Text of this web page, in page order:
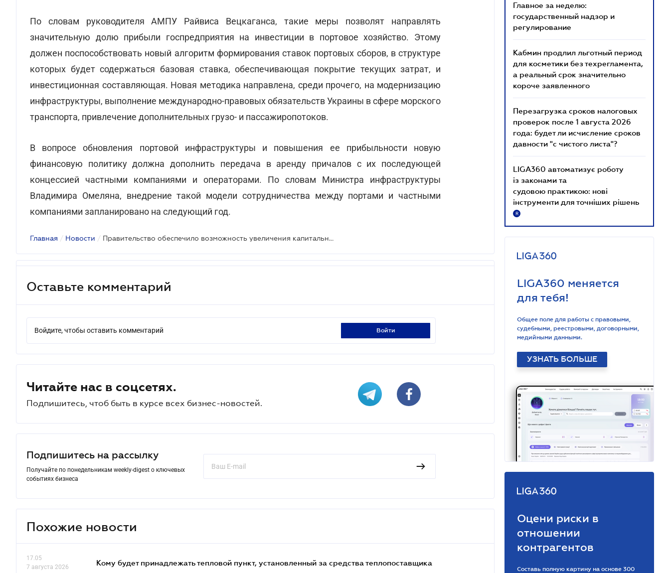
По словам руководителя АМПУ Райвиса Вецкаганса, такие меры позволят направлять
значительную долю прибыли госпредприятия на инвестиции в портовое хозяйство. Этому
должен поспособствовать новый алгоритм формирования ставок портовых сборов, в структуре
которых будет содержаться базовая ставка, обеспечивающая покрытие текущих затрат, и
инвестиционная составляющая. Новая методика направлена, среди прочего, на модернизацию
инфраструктуры, выполнение международно-правовых обязательств Украины в сфере морского
транспорта, привлечение дополнительных грузо- и пассажиропотоков.
В вопросе обновления портовой инфраструктуры и повышения ее прибыльности новую
финансовую политику должна дополнить передача в аренду причалов с их последующей
концессией частными компаниями и операторами. По словам Министра инфраструктуры
Владимира Омеляна, внедрение такой модели сотрудничества между портами и частными
компаниями запланировано на следующий год.
Главная / Новости / Правительство обеспечило возможность увеличения капитальных инвестиций в портовое хозяйство
Оставьте комментарий
Войдите, чтобы оставить комментарий войти
Читайте нас в соцсетях.
Подпишитесь, чтоб быть в курсе всех бизнес-новостей.
Подпишитесь на рассылку
Получайте по понедельникам weekly-digest о ключевых
событиях бизнеса
Похожие новости
17.05
7 августа 2026
Кому будет принадлежать тепловой пункт, установленный за средства теплопоставщика
Главное за неделю:
государственный надзор и
регулирование
Кабмин продлил льготный период
для косметики без техрегламента,
а реальный срок значительно
короче заявленного
Перезагрузка сроков налоговых
проверок после 1 августа 2026
года: будет ли исчисление сроков
давности "с чистого листа"?
LIGA360 автоматизує роботу
із законами та
судовою практикою: нові
інструменти для точніших рішень
R
LIGA360 меняется
для тебя!
Общее поле для работы с правовыми,
судебными, реестровыми, договорными,
медийными данными.
УЗНАТЬ БОЛЬШЕ
Оцени риски в
отношении
контрагентов
Составь полную картину на основе 300